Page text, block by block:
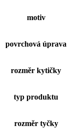
motiv
povrchová úprava
rozměr kytičky
typ produktu
rozměr tyčky